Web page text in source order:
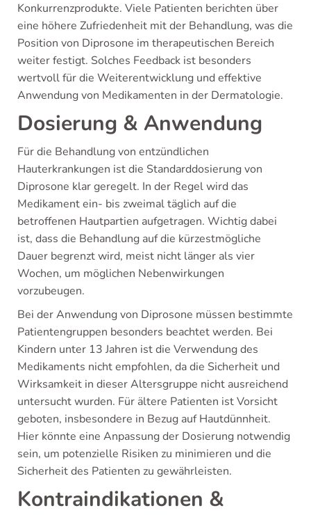
Konkurrenzprodukte. Viele Patienten berichten über
eine höhere Zufriedenheit mit der Behandlung, was die
Position von Diprosone im therapeutischen Bereich
weiter festigt. Solches Feedback ist besonders
wertvoll für die Weiterentwicklung und effektive
Anwendung von Medikamenten in der Dermatologie.
Dosierung & Anwendung
Für die Behandlung von entzündlichen
Hauterkrankungen ist die Standarddosierung von
Diprosone klar geregelt. In der Regel wird das
Medikament ein- bis zweimal täglich auf die
betroffenen Hautpartien aufgetragen. Wichtig dabei
ist, dass die Behandlung auf die kürzestmögliche
Dauer begrenzt wird, meist nicht länger als vier
Wochen, um möglichen Nebenwirkungen
vorzubeugen.
Bei der Anwendung von Diprosone müssen bestimmte
Patientengruppen besonders beachtet werden. Bei
Kindern unter 13 Jahren ist die Verwendung des
Medikaments nicht empfohlen, da die Sicherheit und
Wirksamkeit in dieser Altersgruppe nicht ausreichend
untersucht wurden. Für ältere Patienten ist Vorsicht
geboten, insbesondere in Bezug auf Hautdünnheit.
Hier könnte eine Anpassung der Dosierung notwendig
sein, um potenzielle Risiken zu minimieren und die
Sicherheit des Patienten zu gewährleisten.
Kontraindikationen &